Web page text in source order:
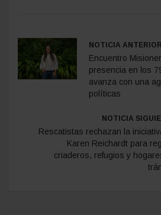
NOTICIA ANTERIOR
Encuentro
presencia en los
avanza con una
políticas
NOTICIA
Rescatistas rechazan la
Karen Reichardt para
criaderos, refugios y